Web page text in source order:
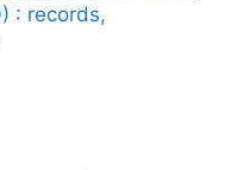
: records,